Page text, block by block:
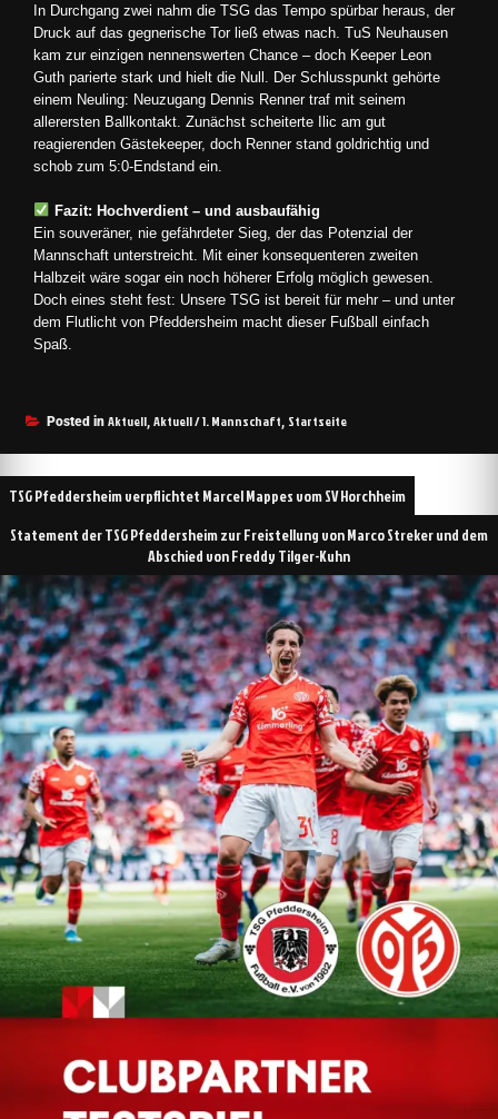
In Durchgang zwei nahm die TSG das Tempo spürbar heraus, der
Druck auf das gegnerische Tor ließ etwas nach. TuS Neuhausen
kam zur einzigen nennenswerten Chance – doch Keeper Leon
Guth parierte stark und hielt die Null. Der Schlusspunkt gehörte
einem Neuling: Neuzugang Dennis Renner traf mit seinem
allerersten Ballkontakt. Zunächst scheiterte Ilic am gut
reagierenden Gästekeeper, doch Renner stand goldrichtig und
schob zum 5:0-Endstand ein.
Fazit: Hochverdient – und ausbaufähig
Ein souveräner, nie gefährdeter Sieg, der das Potenzial der
Mannschaft unterstreicht. Mit einer konsequenteren zweiten
Halbzeit wäre sogar ein noch höherer Erfolg möglich gewesen.
Doch eines steht fest: Unsere TSG ist bereit für mehr – und unter
dem Flutlicht von Pfeddersheim macht dieser Fußball einfach
Spaß.
Posted in Aktuell, Aktuell / 1. Mannschaft, Startseite
TSG Pfeddersheim verpflichtet Marcel Mappes vom SV Horchheim
Statement der TSG Pfeddersheim zur Freistellung von Marco Streker und dem
Abschied von Freddy Tilger-Kuhn